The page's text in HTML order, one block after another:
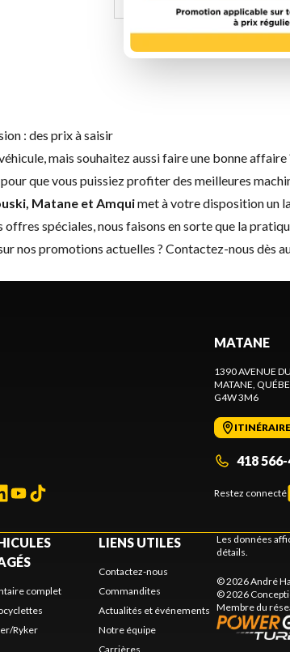
: des prix à saisir
mais souhaitez aussi faire une bonne affaire
pour que vous puissiez profiter des meilleures
Matane et Amquimet à votre disposition un
offres spéciales, nous faisons en sorte que la
nos promotions actuelles ? Contactez-nous dès
MATANE
1390 AVENUE
MATANE ,
G4W 3M6
ITINÉRAIRE
418
Restez connecté
complet
Ryker
LIENS UTILES
Contactez-nous
Commandites
Actualités et événements
Notre équipe
Carrières
Les données
détails.
© 2026 André
© 2026
Membre du